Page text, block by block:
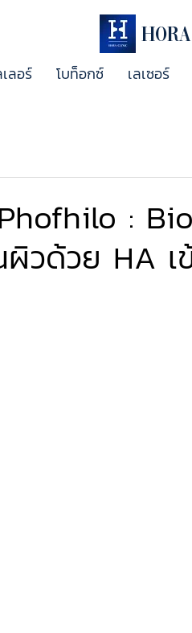
ลอร์ โบท็อกซ์ เลเซอร์
:
วด้วย HA เ